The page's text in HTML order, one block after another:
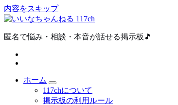
内容をスキップ
匿名で悩み・相談・本音が話せる掲示板🎵
ホーム
117chについて
掲示板の利用ルール